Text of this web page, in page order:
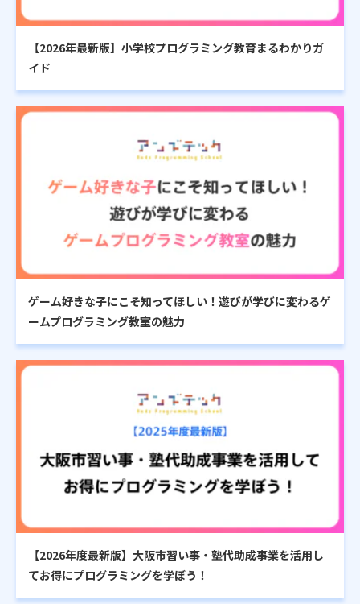
【2026年最新版】小学校プログラミング教育まるわかりガ
イド
ゲーム好きな子にこそ知ってほしい！遊びが学びに変わるゲ
ームプログラミング教室の魅力
【2026年度最新版】大阪市習い事・塾代助成事業を活用し
てお得にプログラミングを学ぼう！